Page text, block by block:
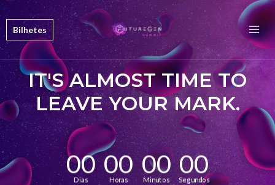
Bilhetes
IT'S ALMOST TIME TO
LEAVE YOUR MARK.
00
Dias
00
Horas
00
Minutos
00
Segundos